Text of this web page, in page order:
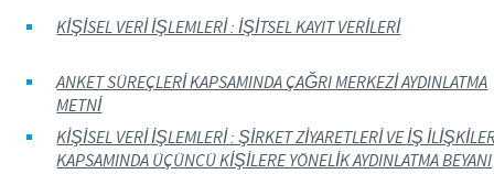
KİŞİSEL VERİ İŞLEMLERİ : İŞİTSEL KAYIT VERİLERİ
ANKET SÜREÇLERİ KAPSAMINDA ÇAĞRI MERKEZİ AYDINLATMA
METNİ
KİŞİSEL VERİ İŞLEMLERİ : ŞİRKET ZİYARETLERİ VE İŞ
KAPSAMINDA ÜÇÜNCÜ KİŞİLERE YÖNELİK AYDINLATMA BEYANI